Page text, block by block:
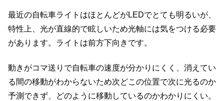
最近の自転車ライトはほとんどがLEDでとても明るいが、
特性上、光が直線的で眩しいため光軸には気をつける必要
があります。ライトは前方下向きです。
動きがコマ送りで自転車の速度が分かりにくく、消えてい
る間の移動がわからないため次どこの位置で次に光るのか
予測できず、どのように移動しているのかわかりにくい。